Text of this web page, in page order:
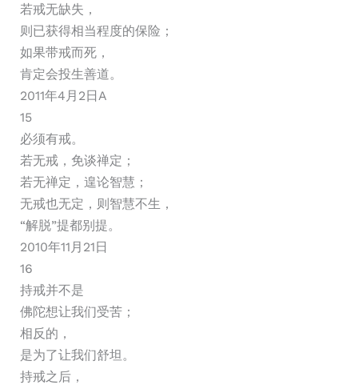
若戒无缺失，
则已获得相当程度的保险；
如果带戒而死，
肯定会投生善道。
2011年4月2日A
15
必须有戒。
若无戒，免谈禅定；
若无禅定，遑论智慧；
无戒也无定，则智慧不生，
“解脱”提都别提。
2010年11月21日
16
持戒并不是
佛陀想让我们受苦；
相反的，
是为了让我们舒坦。
持戒之后，